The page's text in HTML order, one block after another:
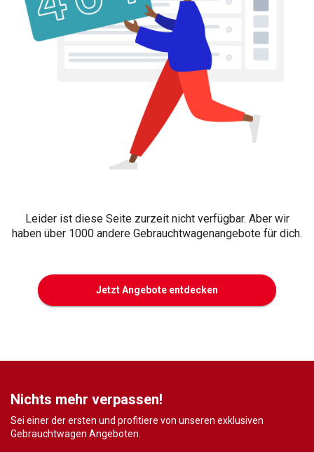
Leider ist diese Seite zurzeit nicht verfügbar. Aber wir
haben über 1000 andere Gebrauchtwagenangebote für dich.
Jetzt Angebote entdecken
Nichts mehr verpassen!
Sei einer der ersten und profitiere von unseren exklusiven
Gebrauchtwagen Angeboten.